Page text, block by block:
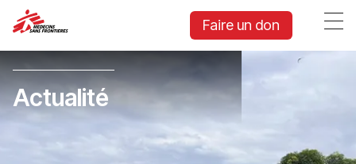
Faire un don
Actualité